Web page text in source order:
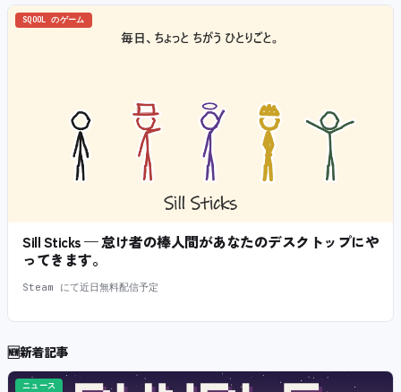
SQOOL のゲーム
Sill Sticks — 怠け者の棒人間があなたのデスクトップにや
ってきます。
Steam にて近日無料配信予定
🆕新着記事
ニュース